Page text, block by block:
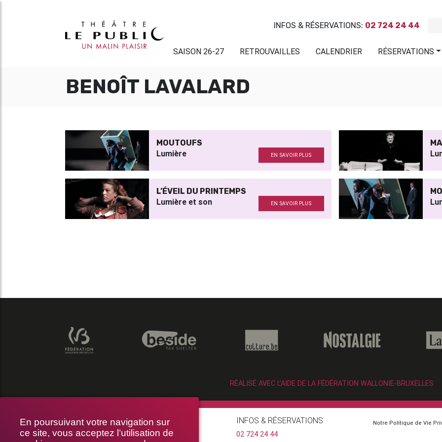
En poursuivant votre navigation sur
ce site, vous acceptez l’utilisation de
INFOS & RÉSERVATIONS: 02 724 24 44
SAISON 26-27 RETROUVAILLES CALENDRIER RÉSERVATIONS
BENOÎT LAVALARD
MOUTOUFS
Lumière EN SAVOIR PLUS
L’ÉVEIL DU PRINTEMPS
Lumière et son EN SAVOIR PLUS
RÉALISÉ AVEC L’AIDE DE LA FÉDÉRATION WALLONIE-BRUXELLES
THÉÂTRE LE PUBLIC
RUE BRAEMT 64-70, 1210 BRUXELLES
INFOS & RÉSERVATIONS
02 724 24 44
Notre Politique de Vie